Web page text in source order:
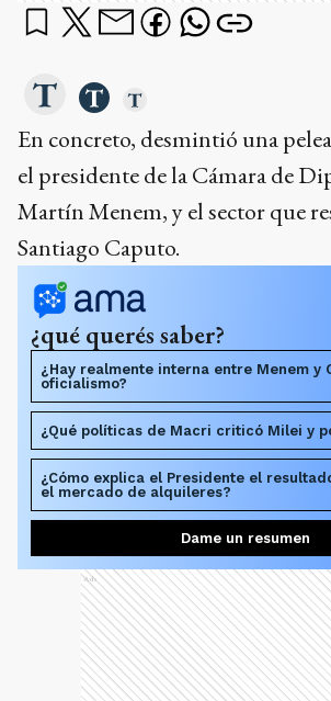
En concreto, desmintió una
el presidente de la Cámara de
Martín Menem, y el sector que
Santiago Caputo.
¿qué querés saber?
¿Hay realmente interna entre Menem y
oficialismo?
¿Qué políticas de Macri criticó Milei y
¿Cómo explica el Presidente el
el mercado de alquileres?
Dame un resumen
Ads